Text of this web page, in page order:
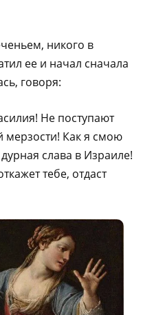
никого в
ее и начал сначала
говоря:
Не поступают
мерзости! Как я смою
слава в Израиле!
тебе, отдаст